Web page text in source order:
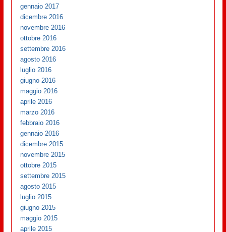
gennaio 2017
dicembre 2016
novembre 2016
ottobre 2016
settembre 2016
agosto 2016
luglio 2016
giugno 2016
maggio 2016
aprile 2016
marzo 2016
febbraio 2016
gennaio 2016
dicembre 2015
novembre 2015
ottobre 2015
settembre 2015
agosto 2015
luglio 2015
giugno 2015
maggio 2015
aprile 2015